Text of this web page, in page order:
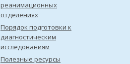
реанимационных
отделениях
Порядок подготовки к
диагностическим
исследованиям
Полезные ресурсы